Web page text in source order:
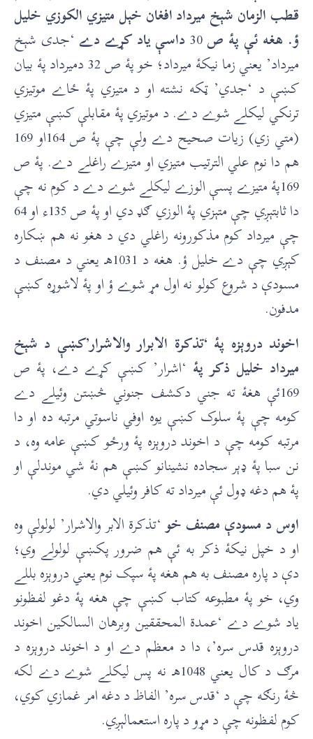
قطب الزمان شېخ ميرداد افغان خېل متيزي الکوزي خليل
ؤ. هغه ئې پۀ ص30داسې ياد کړے دے‘جدى شېخ
ميرداد’ يعني زما نيکۀ ميرداد؛ خو پۀ ص 32 دميرداد پۀ بيان
کښې د ‘جدي’ ټکه نشته او د متيزي پۀ ځاے موتيزي
ترنکي ليکلے شوے دے. د موتيزي پۀ مقابلې کښې متيزي
(متي زي) زيات صحيح دے ولې چې پۀ ص 164او 169
هم دا نوم علي الترتيب متيزي او متيزے راغلے دے. پۀ ص
169پۀ متيزے پسې الوزے ليکلے شوے دے د کوم نه چې
دا ثابتېږي چې متېزي پۀ الوزي ګډ دي او پۀ ص 135ء او 64
چې ميرداد کوم مذکورونه راغلي دي د هغو نه هم ښکاره
کېږي چې دے خليل ؤ. هغه د 1031هـ يعني د مصنف د
مسودې د شروع کولو نه اول مړ شوے ؤ او پۀ لاشوړه کښې
مدفون.
اخوند دروېزه پۀ ‘تذکرة الابرار والاشرار’کښې د شېخ
ميرداد خليل ذکر پۀ ‘اشرار’ کښې کړے دے، پۀ ص
169ئې هغۀ ته جني دکشف جنوني څښتن وئيلے دے
کومه چې پۀ سلوک کښې يوه اوفي ناسوتي مرتبه ده او دا
مرتبه کومه چې د اخوند دروېزه پۀ ورځو کښې عامه وه، د
نن سبا پۀ ډېر سجاده نشينانو کښې هم نۀ شي موندلې او
پۀ هم دغه ډول ئې ميرداد ته کافر وئيلي دي.
اوس د مسودې مصنف خو‘تذکرة الابر والاشرار’ لولولې وه
او د خپل نيکۀ ذکر به ئې هم ضرور پکښې لولولے وي؛
دې د پاره مصنف به هم هغه پۀ سپک نوم يعني دروېزه بللے
وي، خو پۀ مطبوعه کتاب کښې چې هغه پۀ دغو لفظونو
ياد شوے دے ‘عمدة المحققين وبرهان السالکين اخوند
دروېزه قدس سره’، دا د معظم دے او د اخوند دروېزه د
مرګ د کال يعني 1048هـ نه پس ليکلے شوے دے لکه
څۀ رنګه چې د ‘قدس سره’ الفاظ د دغه امر غمازي کوي،
کوم لفظونه چې د مړو د پاره استعمالېږي.